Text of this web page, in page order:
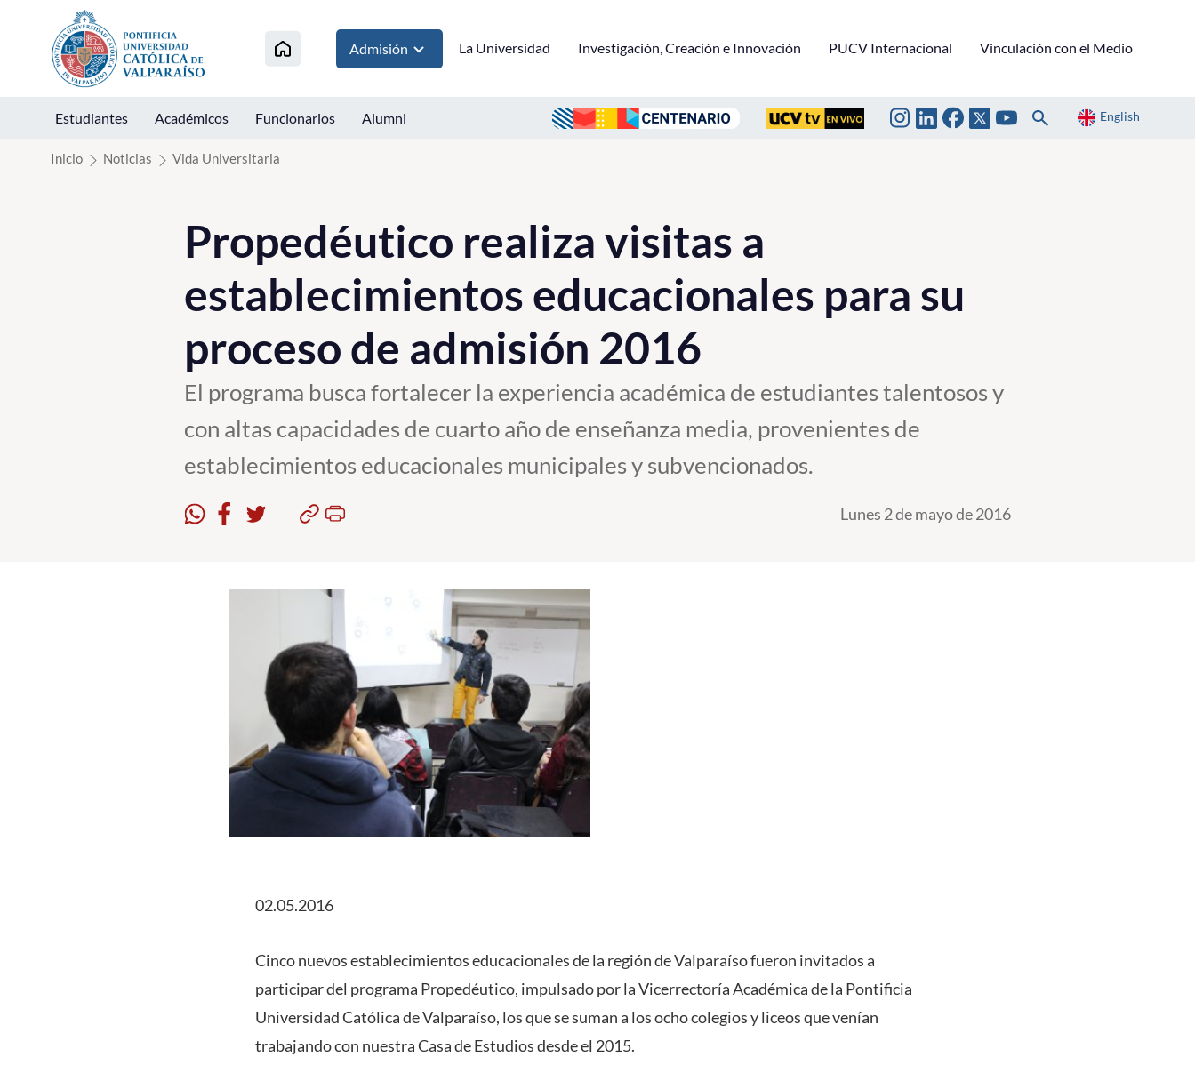
Click acá para ir directamente al contenido
Admisión La Universidad Investigación, Creación e Innovación PUCV Internacional Vinculación con el Medio
Estudiantes Académicos Funcionarios Alumni English
Inicio Noticias Vida Universitaria
Propedéutico realiza visitas a
establecimientos educacionales para su
proceso de admisión 2016
El programa busca fortalecer la experiencia académica de estudiantes talentosos y
con altas capacidades de cuarto año de enseñanza media, provenientes de
establecimientos educacionales municipales y subvencionados.
Lunes 2 de mayo de 2016
02.05.2016
Cinco nuevos establecimientos educacionales de la región de Valparaíso fueron invitados a
participar del programa Propedéutico, impulsado por la Vicerrectoría Académica de la Pontificia
Universidad Católica de Valparaíso, los que se suman a los ocho colegios y liceos que venían
trabajando con nuestra Casa de Estudios desde el 2015.